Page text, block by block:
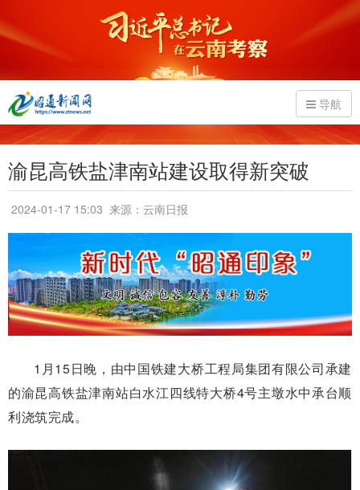
导航
渝昆高铁盐津南站建设取得新突破
2024-01-17 15:03 来源：云南日报
1月15日晚，由中国铁建大桥工程局集团有限公司承建
的渝昆高铁盐津南站白水江四线特大桥4号主墩水中承台顺
利浇筑完成。